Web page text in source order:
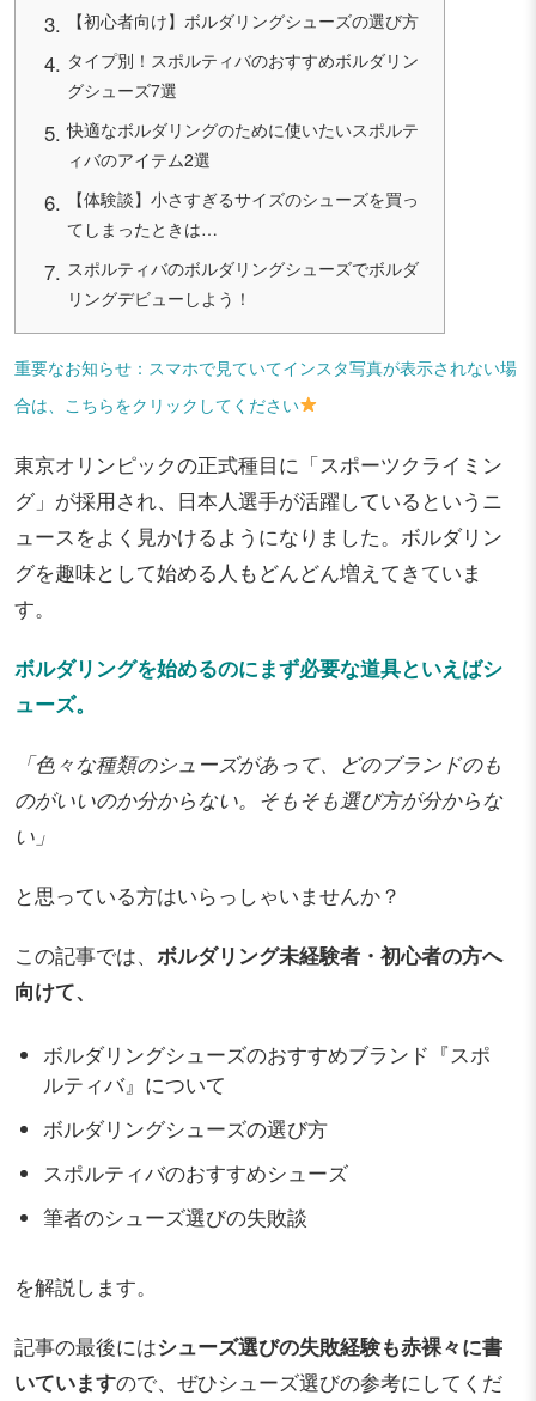
【初心者向け】ボルダリングシューズの選び方
タイプ別！スポルティバのおすすめボルダリン
グシューズ7選
快適なボルダリングのために使いたいスポルテ
ィバのアイテム2選
【体験談】小さすぎるサイズのシューズを買っ
てしまったときは…
スポルティバのボルダリングシューズでボルダ
リングデビューしよう！
重要なお知らせ：スマホで見ていてインスタ写真が表示されない場
合は、こちらをクリックしてください
東京オリンピックの正式種目に「スポーツクライミン
グ」が採用され、日本人選手が活躍しているというニ
ュースをよく見かけるようになりました。ボルダリン
グを趣味として始める人もどんどん増えてきていま
す。
ボルダリングを始めるのにまず必要な道具といえばシ
ューズ。
「色々な種類のシューズがあって、どのブランドのも
のがいいのか分からない。そもそも選び方が分からな
い」
と思っている方はいらっしゃいませんか？
この記事では、 ボルダリング未経験者・初心者の方へ
向けて、
ボルダリングシューズのおすすめブランド『スポ
ルティバ』について
ボルダリングシューズの選び方
スポルティバのおすすめシューズ
筆者のシューズ選びの失敗談
を解説します。
記事の最後にはシューズ選びの失敗経験も赤裸々に書
いていますので、ぜひシューズ選びの参考にしてくだ